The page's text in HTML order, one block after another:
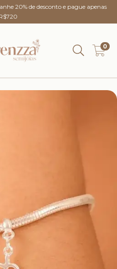
20% de desconto e pague apenas
0